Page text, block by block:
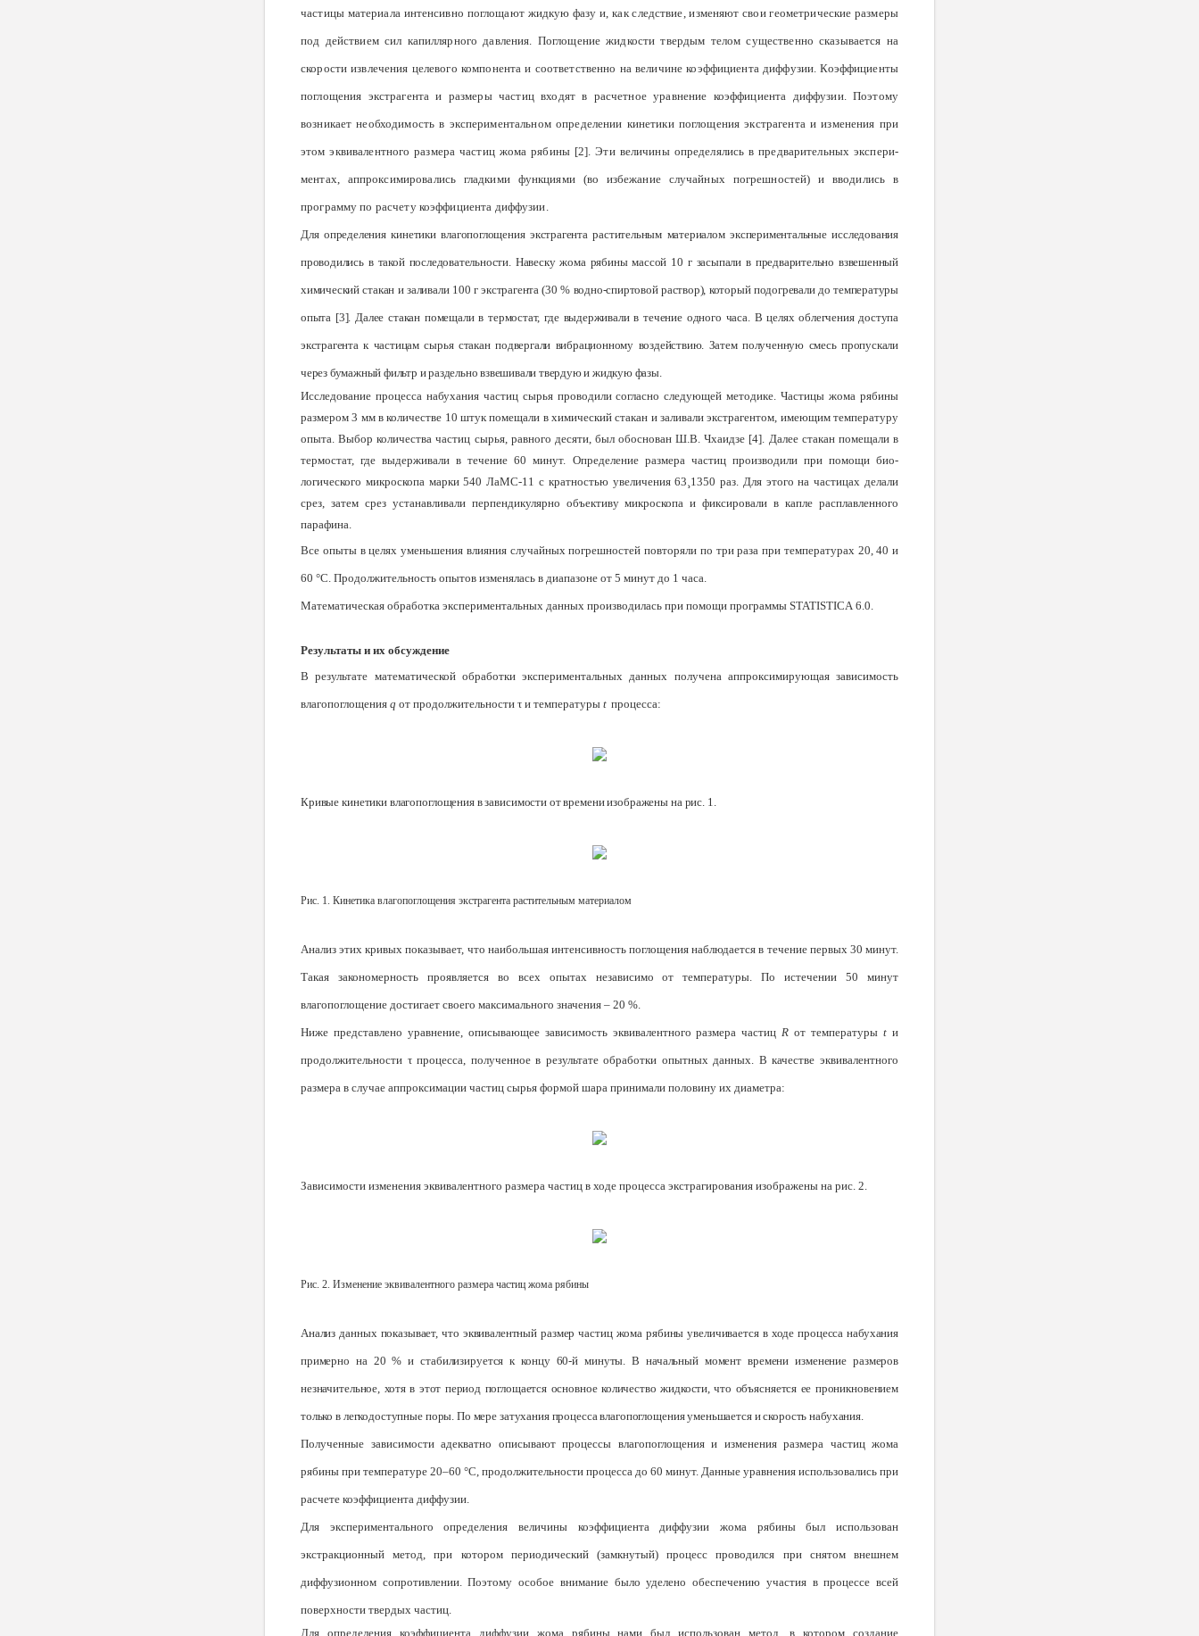
частицы материала интенсивно поглощают жидкую фазу и, как следствие, изменяют свои геометрические раз­меры
под действием сил капиллярного давления. По­глощение жидкости твердым телом существенно сказывается на
скорости извлечения целевого ком­понента и соответственно на величине коэффициента диффузии. Коэффициенты
поглощения экстрагента и размеры частиц входят в расчетное уравнение коэф­фициента диффузии. Поэтому
возникает необходи­мость в экспериментальном определении кинетики поглощения экстрагента и изменения при
этом экви­валентного размера частиц жома рябины [2]. Эти ве­личины определялись в предварительных экспери­
ментах, аппроксимировались гладкими функциями (во избежание случайных погрешностей) и вводи­лись в
программу по расчету коэффициента диффу­зии.
Для определения кинетики влагопоглощения экс­трагента растительным материалом эксперименталь­ные исследования
проводились в такой последова­тельности. Навеску жома рябины массой 10 г засы­пали в предварительно взвешенный
химический ста­кан и заливали 100 г экстрагента (30 % водно-спир­товой раствор), который подогревали до темпера­туры
опыта [3]. Далее стакан помещали в термостат, где выдерживали в течение одного часа. В целях об­легчения доступа
экстрагента к частицам сырья ста­кан подвергали вибрационному воздействию. Затем полученную смесь пропускали
через бумажный фильтр и раздельно взвешивали твердую и жидкую фазы.
Исследование процесса набухания частиц сырья проводили согласно следующей методике. Частицы жома рябины
размером3 ммв количестве 10 штук помещали в химический стакан и заливали экстра­гентом, имеющим температуру
опыта. Выбор коли­чества частиц сырья, равного десяти, был обоснован Ш.В. Чхаидзе [4]. Далее стакан помещали в
термо­стат, где выдерживали в течение 60 минут. Опреде­ление размера частиц производили при помощи био­
логического микроскопа марки 540 ЛаМС-11 с крат­ностью увеличения 63¸1350 раз. Для этого на части­цах делали
срез, затем срез устанавливали перпенди­кулярно объективу микроскопа и фиксировали в ка­пле расплавленного
парафина.
Все опыты в целях уменьшения влияния случай­ных погрешностей повторяли по три раза при темпе­ратурах 20, 40 и
60 °С. Продолжительность опытов изменялась в диапазоне от 5 минут до 1 часа.
Математическая обработка экспериментальных данных производилась при помощи программы STATISTICA 6.0.
Результаты и их обсуждение
В результате математической обработки экспе­риментальных данных получена аппроксимирующая зависимость
влагопоглощения q от продолжительно­сти τ и температуры t процесса:
Кривые кинетики влагопоглощения в зависимости от времени изображены на рис. 1.
Рис. 1. Кинетика влагопоглощения экстрагента расти­тельным материалом
Анализ этих кривых показывает, что наибольшая интенсивность поглощения наблюдается в течение первых 30 минут.
Такая закономерность проявляется во всех опытах независимо от температуры. По исте­чении 50 минут
влагопоглощение достигает своего максимального значения – 20 %.
Ниже представлено уравнение, описывающее за­висимость эквивалентного размера частиц R от тем­пературы t и
продолжительности τ процесса, полу­ченное в результате обработки опытных данных. В качестве эквивалентного
размера в случае аппрок­симации частиц сырья формой шара принимали по­ловину их диаметра:
Зависимости изменения эквивалентного размера частиц в ходе процесса экстрагирования изображены на рис. 2.
Рис. 2. Изменение эквивалентного размера частиц жома рябины
Анализ данных показывает, что эквивалентный размер частиц жома рябины увеличивается в ходе процесса набухания
примерно на 20 % и стабилизи­руется к концу 60-й минуты. В начальный момент времени изменение размеров
незначительное, хотя в этот период поглощается основное количество жид­кости, что объясняется ее проникновением
только в легкодоступные поры. По мере затухания процесса влагопоглощения уменьшается и скорость набуха­ния.
Полученные зависимости адекватно описывают процессы влагопоглощения и изменения размера частиц жома
рябины при температуре 20–60 °С, про­должительности процесса до 60 минут. Данные уравнения использовались при
расчете коэффици­ента диффузии.
Для экспериментального определения величины коэффициента диффузии жома рябины был исполь­зован
экстракционный метод, при котором периоди­ческий (замкнутый) процесс проводился при снятом внешнем
диффузионном сопротивлении. Поэтому особое внимание было уделено обеспечению участия в процессе всей
поверхности твердых частиц.
Для определения коэффициента диффузии жома рябины нами был использован метод, в котором соз­дание